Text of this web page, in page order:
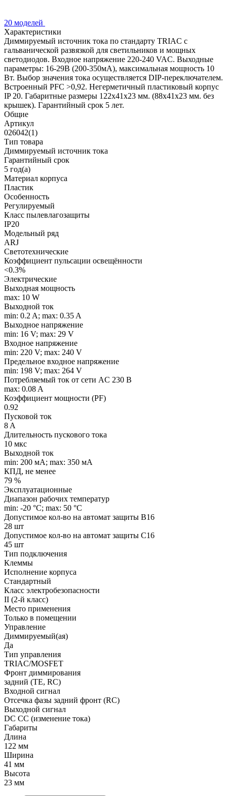
20 моделей
Характеристики
Диммируемый источник тока по стандарту TRIAC с
гальванической развязкой для светильников и мощных
светодиодов. Входное напряжение 220-240 VAC. Выходные
параметры: 16-29В (200-350мА), максимальная мощность 10
Вт. Выбор значения тока осуществляется DIP-переключателем.
Встроенный PFC >0,92. Негерметичный пластиковый корпус
IP 20. Габаритные размеры 122х41х23 мм. (88х41х23 мм. без
крышек). Гарантийный срок 5 лет.
Общие
Артикул
026042(1)
Тип товара
Диммируемый источник тока
Гарантийный срок
5 год(а)
Материал корпуса
Пластик
Особенность
Регулируемый
Класс пылевлагозащиты
IP20
Модельный ряд
ARJ
Светотехнические
Коэффициент пульсации освещённости
<0.3%
Электрические
Выходная мощность
max: 10 W
Выходной ток
min: 0.2 A; max: 0.35 A
Выходное напряжение
min: 16 V; max: 29 V
Входное напряжение
min: 220 V; max: 240 V
Предельное входное напряжение
min: 198 V; max: 264 V
Потребляемый ток от сети AC 230 В
max: 0.08 A
Коэффициент мощности (PF)
0.92
Пусковой ток
8 A
Длительность пускового тока
10 мкс
Выходной ток
min: 200 мA; max: 350 мA
КПД, не менее
79 %
Эксплуатационные
Диапазон рабочих температур
min: -20 °C; max: 50 °C
Допустимое кол-во на автомат защиты B16
28 шт
Допустимое кол-во на автомат защиты C16
45 шт
Тип подключения
Клеммы
Исполнение корпуса
Стандартный
Класс электробезопасности
II (2-й класс)
Место применения
Только в помещении
Управление
Диммируемый(ая)
Да
Тип управления
TRIAC/MOSFET
Фронт диммирования
задний (TE, RC)
Входной сигнал
Отсечка фазы задний фронт (RC)
Выходной сигнал
DC CC (изменение тока)
Габариты
Длина
122 мм
Ширина
41 мм
Высота
23 мм